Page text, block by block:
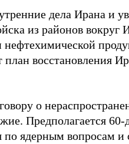
дела Ирана и
из районов вокруг
восстановления
о
Предполагается
по ядерным вопросам